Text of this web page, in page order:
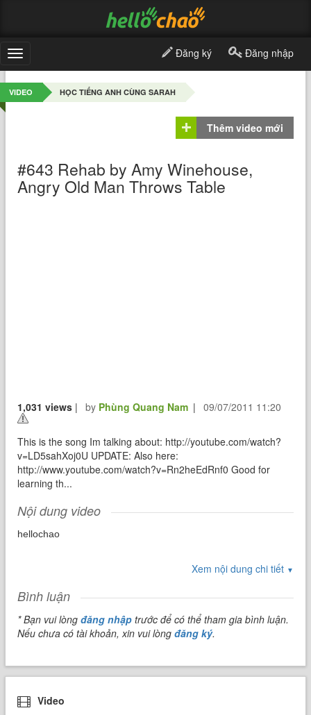
Toggle
navigation
Đăng ký Đăng nhập
VIDEO HỌC TIẾNG ANH CÙNG SARAH
Thêm video mới
#643 Rehab by Amy Winehouse,
Angry Old Man Throws Table
1,031 views | by Phùng Quang Nam | 09/07/2011 11:20
This is the song Im talking about: http://youtube.com/watch?
v=LD5sahXoj0U UPDATE: Also here:
http://www.youtube.com/watch?v=Rn2heEdRnf0 Good for
learning th...
Nội dung video
hellochao
Xem nội dung chi tiết ▼
Bình luận
* Bạn vui lòngđăng nhập trước để có thể tham gia bình luận.
Nếu chưa có tài khoản, xin vui lòngđăng ký.
Video